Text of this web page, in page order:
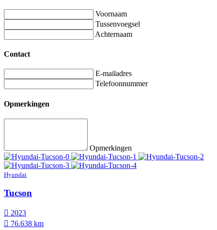
Voornaam
Tussenvoegsel
Achternaam
Contact
E-mailadres
Telefoonnummer
Opmerkingen
Opmerkingen
Hyundai
Tucson
2023
76.638 km